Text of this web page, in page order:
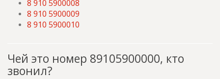
8 910 5900008
8 910 5900009
8 910 5900010
Чей это номер 89105900000, кто
звонил?